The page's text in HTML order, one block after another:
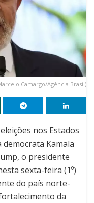
Camargo/Agência Brasil)
nos Estados
democrata Kamala
o presidente
sexta-feira (1º)
do país norte-
da